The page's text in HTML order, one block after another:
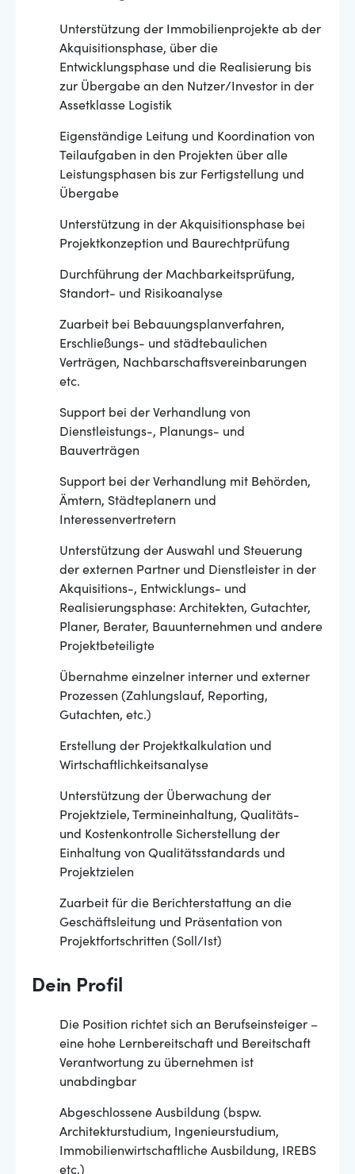
Unterstützung der Immobilienprojekte ab der
Akquisitionsphase, über die
Entwicklungsphase und die Realisierung bis
zur Übergabe an den Nutzer/Investor in der
Assetklasse Logistik
Eigenständige Leitung und Koordination von
Teilaufgaben in den Projekten über alle
Leistungsphasen bis zur Fertigstellung und
Übergabe
Unterstützung in der Akquisitionsphase bei
Projektkonzeption und Baurechtprüfung
Durchführung der Machbarkeitsprüfung,
Standort- und Risikoanalyse
Zuarbeit bei Bebauungsplanverfahren,
Erschließungs- und städtebaulichen
Verträgen, Nachbarschaftsvereinbarungen
etc.
Support bei der Verhandlung von
Dienstleistungs-, Planungs- und
Bauverträgen
Support bei der Verhandlung mit Behörden,
Ämtern, Städteplanern und
Interessenvertretern
Unterstützung der Auswahl und Steuerung
der externen Partner und Dienstleister in der
Akquisitions-, Entwicklungs- und
Realisierungsphase: Architekten, Gutachter,
Planer, Berater, Bauunternehmen und andere
Projektbeteiligte
Übernahme einzelner interner und externer
Prozessen (Zahlungslauf, Reporting,
Gutachten, etc.)
Erstellung der Projektkalkulation und
Wirtschaftlichkeitsanalyse
Unterstützung der Überwachung der
Projektziele, Termineinhaltung, Qualitäts-
und Kostenkontrolle Sicherstellung der
Einhaltung von Qualitätsstandards und
Projektzielen
Zuarbeit für die Berichterstattung an die
Geschäftsleitung und Präsentation von
Projektfortschritten (Soll/Ist)
Dein Profil
Die Position richtet sich an Berufseinsteiger –
eine hohe Lernbereitschaft und Bereitschaft
Verantwortung zu übernehmen ist
unabdingbar
Abgeschlossene Ausbildung (bspw.
Architekturstudium, Ingenieurstudium,
Immobilienwirtschaftliche Ausbildung, IREBS
etc.)